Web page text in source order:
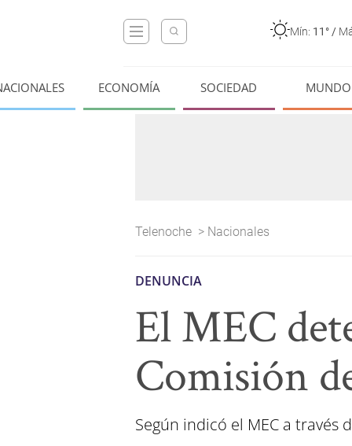
Mín: 11° /
ECONOMÍA SOCIEDAD MUNDO
Telenoche > Nacionales
DENUNCIA
El MEC
Comisión
Según indicó el MEC a